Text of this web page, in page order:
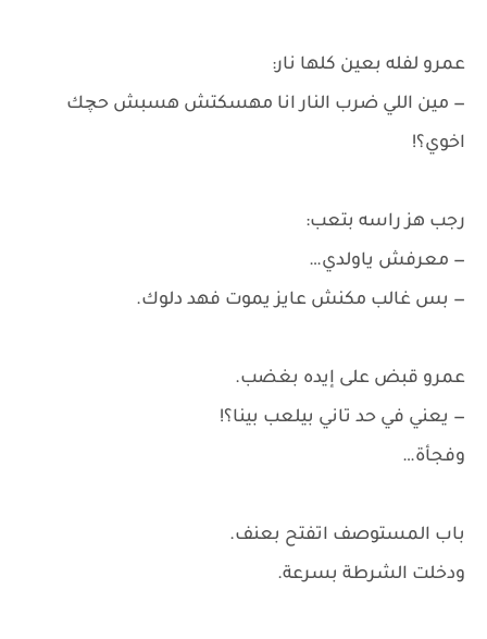
عمرو لفله بعين كلها نار:
— مين اللي ضرب النار انا مهسكتش هسبش حچك
اخوي؟!
رجب هز راسه بتعب:
— معرفش ياولدي…
— بس غالب مكنش عايز يموت فهد دلوك.
عمرو قبض على إيده بغضب.
— يعني في حد تاني بيلعب بينا؟!
وفجأة…
باب المستوصف اتفتح بعنف.
ودخلت الشرطة بسرعة.